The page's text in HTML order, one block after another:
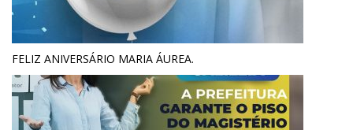
FELIZ ANIVERSÁRIO MARIA ÁUREA.